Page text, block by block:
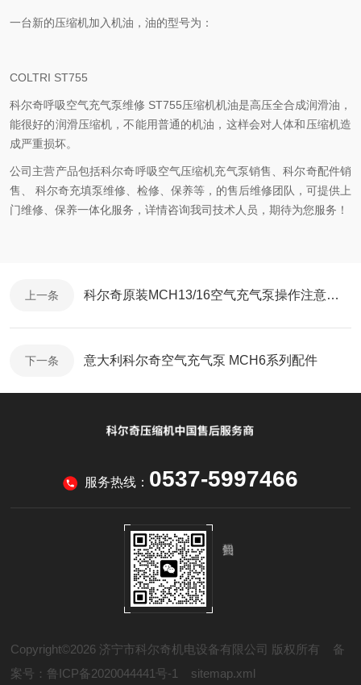
一台新的压缩机加入机油，油的型号为：
COLTRI ST755
科尔奇呼吸空气充气泵维修 ST755压缩机机油是高压全合成润滑油，
能很好的润滑压缩机，不能用普通的机油，这样会对人体和压缩机造
成严重损坏。
公司主营产品包括科尔奇呼吸空气压缩机充气泵销售、科尔奇配件销
售、 科尔奇充填泵维修、检修、保养等，的售后维修团队，可提供上
门维修、保养一体化服务，详情咨询我司技术人员，期待为您服务！
上一条 科尔奇原装MCH13/16空气充气泵操作注意事项
下一条 意大利科尔奇空气充气泵 MCH6系列配件
服务热线： 0537-5997466
Copyright©2026 济宁市科尔奇机电设备有限公司 版权所有 备
案号：鲁ICP备2020044441号-1
sitemap.xml